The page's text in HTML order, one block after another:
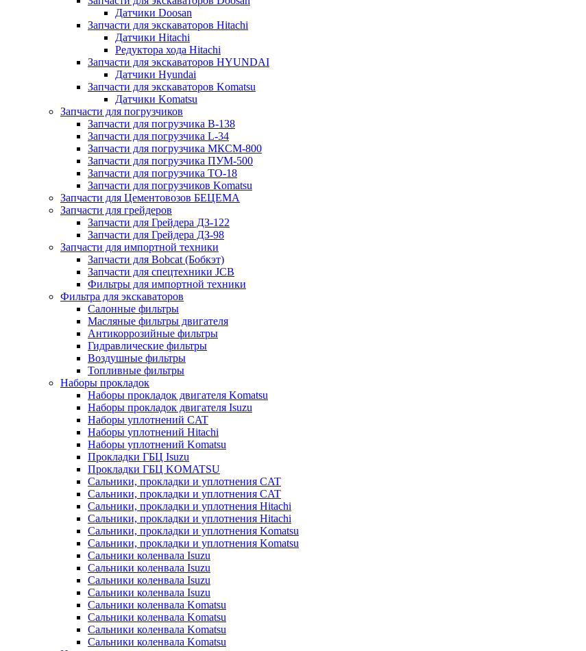
Датчики Doosan
Запчасти для экскаваторов Hitachi
Датчики Hitachi
Редуктора хода Hitachi
Запчасти для экскаваторов HYUNDAI
Датчики Hyundai
Запчасти для экскаваторов Komatsu
Датчики Komatsu
Запчасти для погрузчиков
Запчасти для погрузчика B-138
Запчасти для погрузчика L-34
Запчасти для погрузчика МКСМ-800
Запчасти для погрузчика ПУМ-500
Запчасти для погрузчика ТО-18
Запчасти для погрузчиков Komatsu
Запчасти для Цементовозов БЕЦЕМА
Запчасти для грейдеров
Запчасти для Грейдера ДЗ-122
Запчасти для Грейдера ДЗ-98
Запчасти для импортной техники
Запчасти для Bobcat (Бобкэт)
Запчасти для спецтехники JCB
Фильтры для импортной техники
Фильтра для экскаваторов
Салонные фильтры
Масляные фильтры двигателя
Антикоррозийные фильтры
Гидравлические фильтры
Воздушные фильтры
Топливные фильтры
Наборы прокладок
Наборы прокладок двигателя Komatsu
Наборы прокладок двигателя Isuzu
Наборы уплотнений CAT
Наборы уплотнений Hitachi
Наборы уплотнений Komatsu
Прокладки ГБЦ Isuzu
Прокладки ГБЦ KOMATSU
Сальники, прокладки и уплотнения CAT
Сальники, прокладки и уплотнения CAT
Сальники, прокладки и уплотнения Hitachi
Сальники, прокладки и уплотнения Hitachi
Сальники, прокладки и уплотнения Komatsu
Сальники, прокладки и уплотнения Komatsu
Сальники коленвала Isuzu
Сальники коленвала Isuzu
Сальники коленвала Isuzu
Сальники коленвала Isuzu
Сальники коленвала Komatsu
Сальники коленвала Komatsu
Сальники коленвала Komatsu
Сальники коленвала Komatsu